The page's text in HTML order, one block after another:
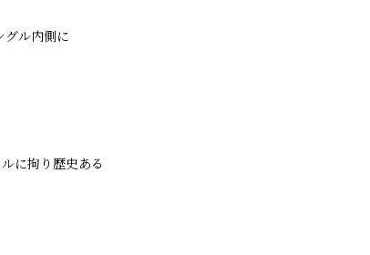
グル内側に
に拘り歴史ある